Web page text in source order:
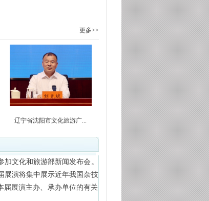
更多>>
辽宁省沈阳市文化旅游广...
文化和旅游部新闻发布会。
展演将集中展示近年我国杂技
届展演主办、承办单位的有关